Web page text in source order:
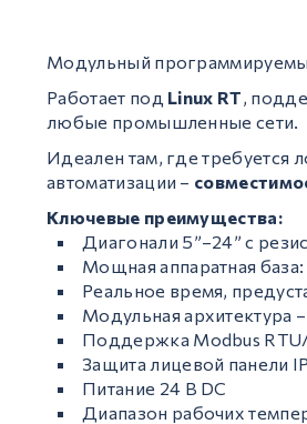
Модульный
Работает под Linux RT,
любые промышленные сети.
Идеален там, где требуется
автоматизации –
Ключевые преимущества:
Диагонали 5”–24” с
Мощная аппаратная
Реальное время,
Модульная архитектура
Поддержка Modbus RTU/
Защита лицевой панели
Питание 24 В DC
Диапазон рабочих
GCAN